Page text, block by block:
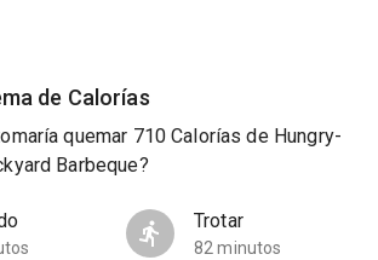
de Calorías
quemar 710 Calorías de Hungry-
Barbeque?
Trotar
82 minutos